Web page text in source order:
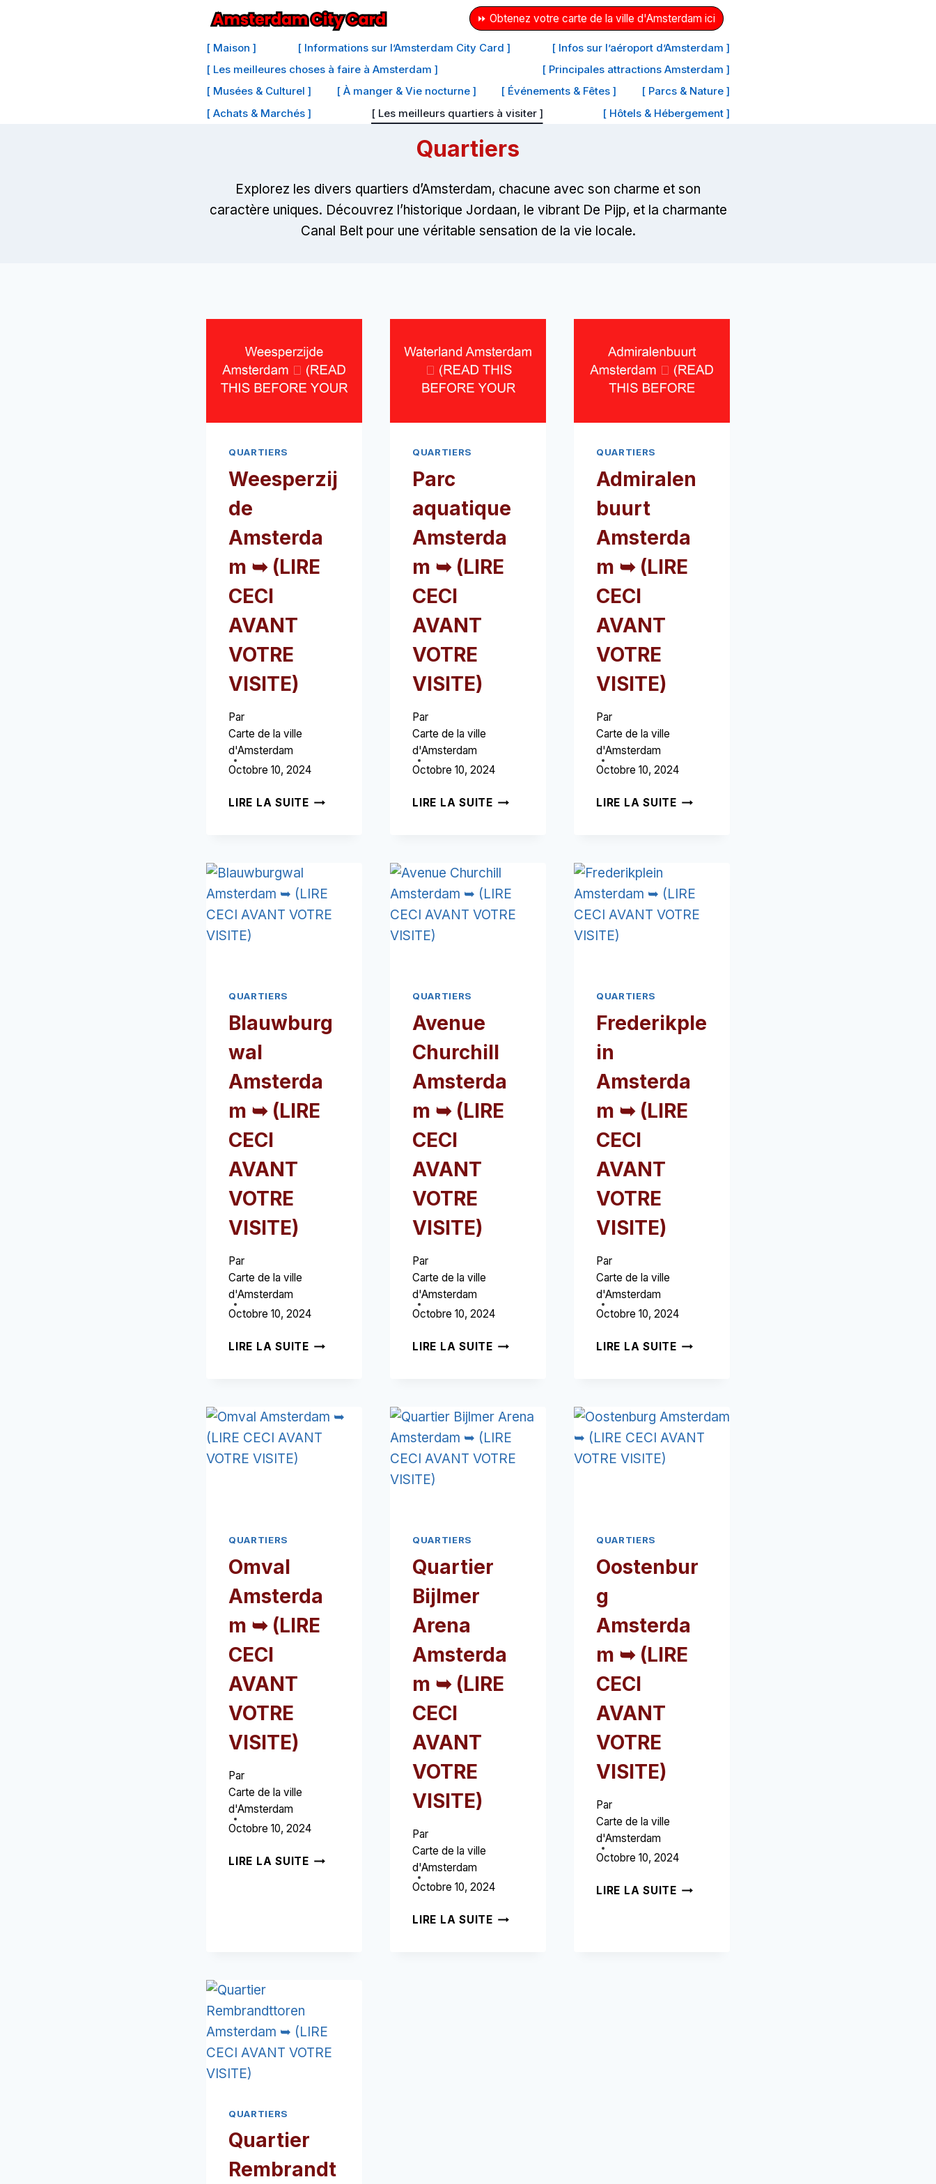
⏩ Obtenez votre carte de la ville d'Amsterdam ici
[ Maison ] [ Informations sur l’Amsterdam City Card ]
[ Infos sur l’aéroport d’Amsterdam ]
[ Les meilleures choses à faire à Amsterdam ]
[ Principales attractions Amsterdam ]
[ Musées & Culturel ]
[ À manger & Vie nocturne ] [ Événements & Fêtes ]
[ Parcs & Nature ]
[ Achats & Marchés ]
[ Les meilleurs quartiers à visiter ] [ Hôtels & Hébergement ]
Quartiers
Explorez les divers quartiers d’Amsterdam, chacune avec son charme et son
caractère uniques. Découvrez l’historique Jordaan, le vibrant De Pijp, et la charmante
Canal Belt pour une véritable sensation de la vie locale.
QUARTIERS
Weesperzij
de
Amsterda
m ➥ (LIRE
CECI
AVANT
VOTRE
VISITE)
Par
Carte de la ville
d'Amsterdam
Octobre 10, 2024
LIRE LA SUITEWEESPERZIJDE
VOTRE
VISITE)
QUARTIERS
Parc
aquatique
Amsterda
m ➥ (LIRE
CECI
AVANT
VOTRE
VISITE)
Par
Carte de la ville
d'Amsterdam
Octobre 10, 2024
LIRE LA SUITEPARC
(LIRE
AVANT
VOTRE
QUARTIERS
Admiralen
buurt
Amsterda
m ➥ (LIRE
CECI
AVANT
VOTRE
VISITE)
Par
Carte de la ville
d'Amsterdam
Octobre 10, 2024
LIRE LA SUITEADMIRALENBUURT
VOTRE
VISITE)
QUARTIERS
Blauwburg
wal
Amsterda
m ➥ (LIRE
CECI
AVANT
VOTRE
VISITE)
Par
Carte de la ville
d'Amsterdam
Octobre 10, 2024
LIRE LA SUITEBLAUWBURGWAL
CECI
VOTRE
QUARTIERS
Avenue
Churchill
Amsterda
m ➥ (LIRE
CECI
AVANT
VOTRE
VISITE)
Par
Carte de la ville
d'Amsterdam
Octobre 10, 2024
LIRE LA SUITEAVENUE
(LIRE
AVANT
VOTRE
QUARTIERS
Frederikple
in
Amsterda
m ➥ (LIRE
CECI
AVANT
VOTRE
VISITE)
Par
Carte de la ville
d'Amsterdam
Octobre 10, 2024
LIRE LA SUITEFREDERIKPLEIN
CECI
VOTRE
QUARTIERS
Omval
Amsterda
m ➥ (LIRE
CECI
AVANT
VOTRE
VISITE)
Par
Carte de la ville
d'Amsterdam
Octobre 10, 2024
LIRE LA SUITEOMVAL
QUARTIERS
Quartier
Bijlmer
Arena
Amsterda
m ➥ (LIRE
CECI
AVANT
VOTRE
VISITE)
Par
Carte de la ville
d'Amsterdam
Octobre 10, 2024
LIRE LA SUITEQUARTIER
QUARTIERS
Oostenbur
g
Amsterda
m ➥ (LIRE
CECI
AVANT
VOTRE
VISITE)
Par
Carte de la ville
d'Amsterdam
Octobre 10, 2024
LIRE LA SUITEOOSTENBURG
QUARTIERS
Quartier
Rembrandt